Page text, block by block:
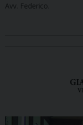
Avv. Federico.